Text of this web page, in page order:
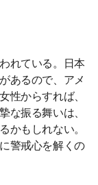
れている。日本
あるので、アメ
性からすれば、
振る舞いは、
かもしれない。
警戒心を解くの